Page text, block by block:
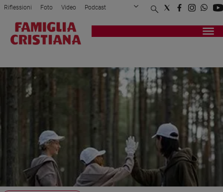
Attualità
Politica
Mondo
Interviste
Papa
Riflessioni Foto Video Podcast
Privacy Policy Chi siamo
Registrati Redazione